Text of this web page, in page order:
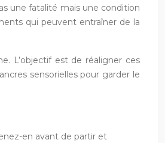
une fatalité mais une condition
qui peuvent entraîner de la
L’objectif est de réaligner ces
sensorielles pour garder le
en avant de partir et